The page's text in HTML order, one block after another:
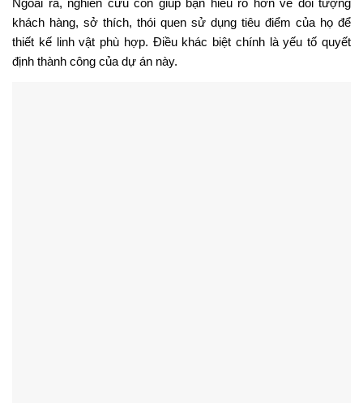
Ngoài ra, nghiên cứu còn giúp bạn hiểu rõ hơn về đối tượng
khách hàng, sở thích, thói quen sử dụng tiêu điểm của họ để
thiết kế linh vật phù hợp. Điều khác biệt chính là yếu tố quyết
định thành công của dự án này.